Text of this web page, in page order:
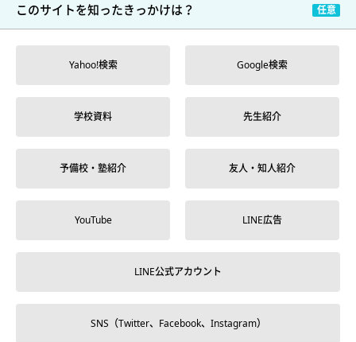
このサイトを知ったきっかけは？
Yahoo!検索 Google検索
学校資料 先生紹介
予備校・塾紹介 友人・知人紹介
YouTube LINE広告
LINE公式アカウント
SNS（Twitter、Facebook、Instagram）